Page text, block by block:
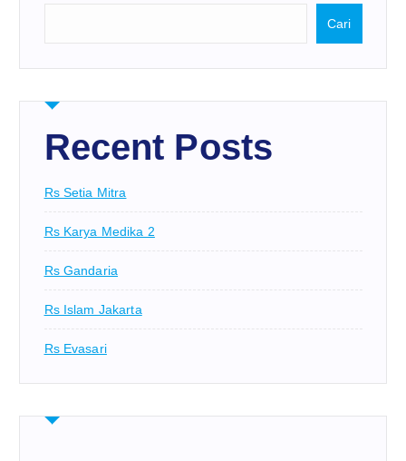
Cari
Recent Posts
Rs Setia Mitra
Rs Karya Medika 2
Rs Gandaria
Rs Islam Jakarta
Rs Evasari